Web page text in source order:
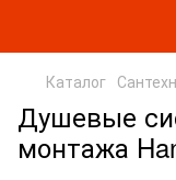
Каталог
Душевые
монтажа